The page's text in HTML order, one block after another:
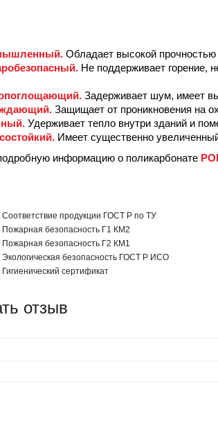
Обладает высокой
Не поддерживает горение,
Задерживает шум, имеет
Защищает от проникновения на
Удерживает тепло внутри зданий и
Имеет существенно
информацию о поликарбонате
Cоответствие продукции ГОСТ Р по ТУ
Пожарная безопасность Г1 КМ2
Пожарная безопасность Г2 КМ1
Экологическая безопасность ГОСТ Р ИСО
Гигиенический сертификат
отзыв